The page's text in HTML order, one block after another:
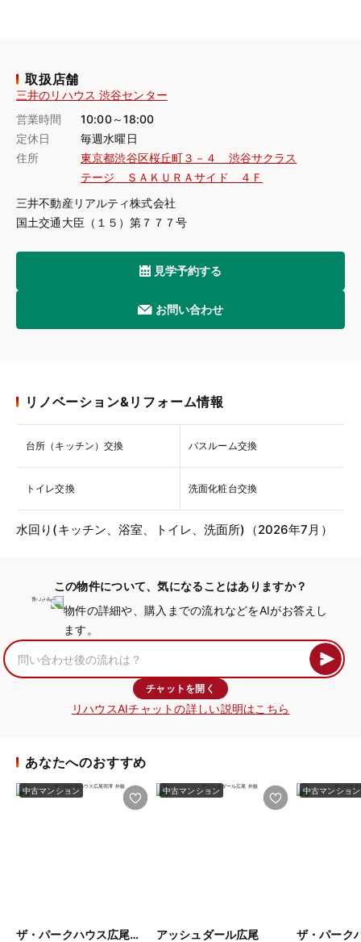
取扱店舗
三井のリハウス 渋谷センター
営業時間
10:00～18:00
定休日
毎週水曜日
住所
東京都渋谷区桜丘町３－４ 渋谷サクラス
テージ ＳＡＫＵＲＡサイド ４Ｆ
三井不動産リアルティ株式会社
国土交通大臣（１５）第７７７号
見学予約する
お問い合わせ
リノベーション&リフォーム情報
台所（キッチン）交換 バスルーム交換
トイレ交換 洗面化粧台交換
水回り(キッチン、浴室、トイレ、洗面所)（2026年7月）
この物件について、気になることはありますか？
物件の詳細や、購入までの流れなどをAIがお答えし
ます。
チャットを開く
リハウスAIチャットの詳しい説明はこちら
あなたへのおすすめ
中古マンション
ザ・パークハウス広尾羽澤
中古マンション
アッシュダール広尾
中古マンション